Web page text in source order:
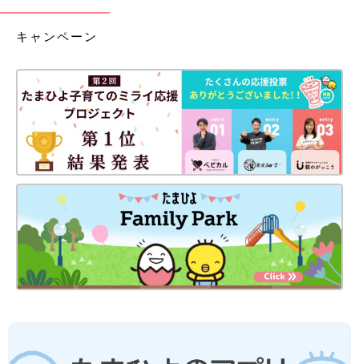
ナ禍真っ只中だったので、消毒して手を触ることぐらいしか許さ
キャンペーン